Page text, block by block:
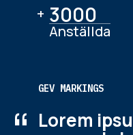
+ 3000
3000
Anställda
GEV MARKINGS
Lorem